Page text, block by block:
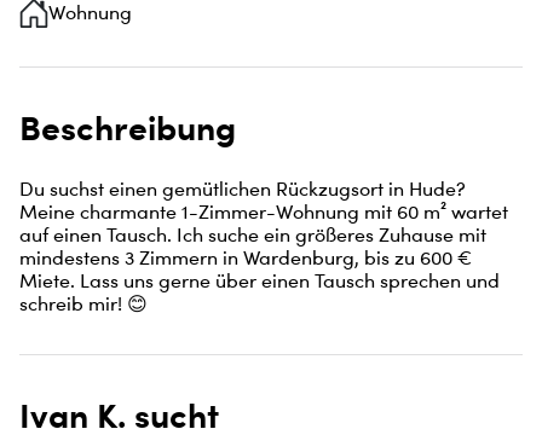
Wohnung
Beschreibung
Du suchst einen gemütlichen Rückzugsort in Hude?
Meine charmante 1-Zimmer-Wohnung mit 60 m² wartet
auf einen Tausch. Ich suche ein größeres Zuhause mit
mindestens 3 Zimmern in Wardenburg, bis zu 600 €
Miete. Lass uns gerne über einen Tausch sprechen und
schreib mir! 😊
Ivan K. sucht